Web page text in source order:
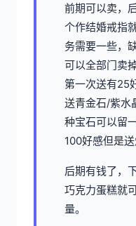
前期可以卖，
个作结婚戒指
务需要一些，
可以全部门卖
第一次送有25
送青金石/紫水
种宝石可以留
100好感但是送
后期有钱了，
巧克力蛋糕就
量。